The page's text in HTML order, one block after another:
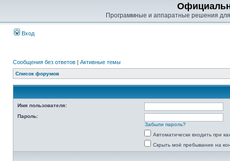
Программные и аппаратные решения
Вход
Сообщения без ответов | Активные темы
Список форумов
Имя пользователя:
Пароль:
Забыли пароль?
Автоматически входить при
Скрыть моё пребывание на